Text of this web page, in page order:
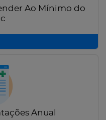
Ao Mínimo do
Anual